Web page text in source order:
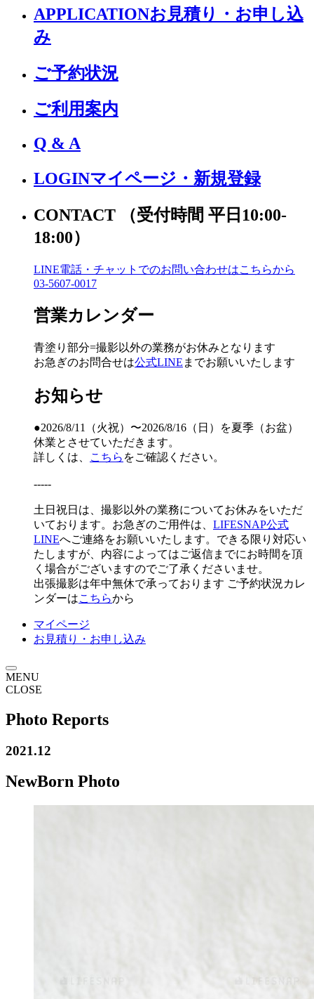
APPLICATIONお見積り・お申し込
み
ご予約状況
ご利用案内
Q & A
LOGINマイページ・新規登録
CONTACT
（受付時間 平日10:00-
18:00）
LINE電話・チャットでのお問い合わせはこちらから
03-5607-0017
営業カレンダー
青塗り 部分=撮影以外の業務がお休みとなります
お急ぎのお問合せは公式LINE までお願いいたします
お知らせ
●2026/8/11（火祝）〜2026/8/16（日）を夏季（お盆）
休業とさせていただきます。
詳しくは、
こちら をご確認ください。
-----
土日祝日は、撮影以外の業務についてお休みをいただ
いております。お急ぎのご用件は、 LIFESNAP公式
LINEへご連絡をお願いいたします。できる限り対応い
たしますが、内容によってはご返信までにお時間を頂
く場合がございますのでご了承くださいませ。
出張撮影は年中無休で承っております ご予約状況カレ
ンダーはこちらから
マイページ
お見積り・お申し込み
MENU
CLOSE
Photo Reports
2021.12
NewBorn Photo